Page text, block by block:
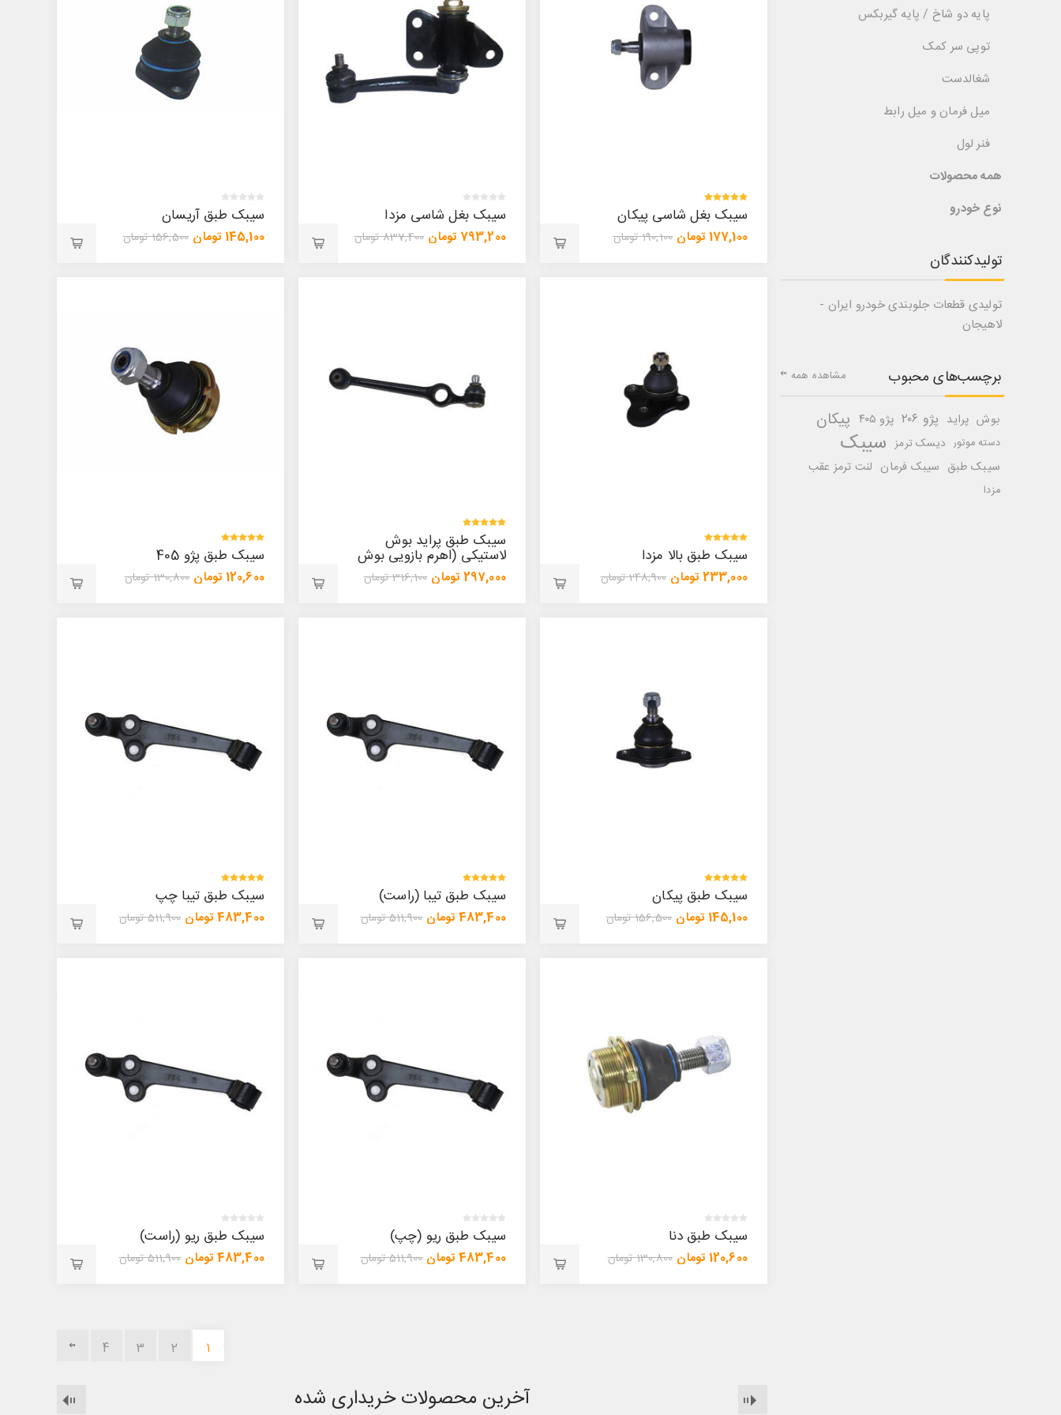
سیبک بغل شاسی پیکان
177,100 تومان 190,100 تومان
سیبک بغل شاسی مزدا
793,200 تومان 837,400 تومان
سیبک طبق آریسان
145,100 تومان 156,500 تومان
سیبک طبق بالا مزدا
233,000 تومان 248,900 تومان
سیبک طبق پراید بوش
لاستیکی (اهرم بازویی بوش
لاستیکی)
297,000 تومان 316,100 تومان
سیبک طبق پژو 405
120,600 تومان 130,800 تومان
سیبک طبق پیکان
145,100 تومان 156,500 تومان
سیبک طبق تیبا (راست)
483,400 تومان 511,900 تومان
سیبک طبق تیبا چپ
483,400 تومان 511,900 تومان
سیبک طبق دنا
120,600 تومان 130,800 تومان
سیبک طبق ریو (چپ)
483,400 تومان 511,900 تومان
سیبک طبق ریو (راست)
483,400 تومان 511,900 تومان
1
2
3
4
آخرین محصولات خریداری شده
پایه دو شاخ / پایه گیربکس
توپی سر کمک
شغالدست
میل فرمان و میل رابط
فنر لول
همه محصولات
نوع خودرو
تولیدکنندگان
تولیدی قطعات جلوبندی خودرو ایران -
لاهیجان
برچسب‌های محبوب
بوش پراید پژو ۲۰۶ پژو ۴۰۵ پیکان
دسته موتور دیسک ترمز سیبک
سیبک طبق سیبک فرمان لنت ترمز عقب
مزدا
مشاهده همه